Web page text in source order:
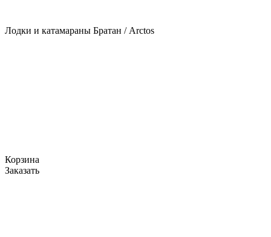
Лодки и катамараны Братан / Arctos
Корзина
Заказать